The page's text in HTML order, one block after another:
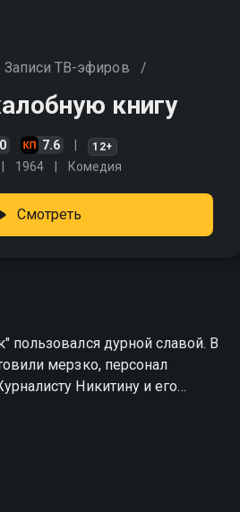
Записи ТВ-эфиров /
книгу
7.6 12+
1964 Комедия
Смотреть
пользовался дурной славой. В
мерзко, персонал
Никитину и его
директору ресторана